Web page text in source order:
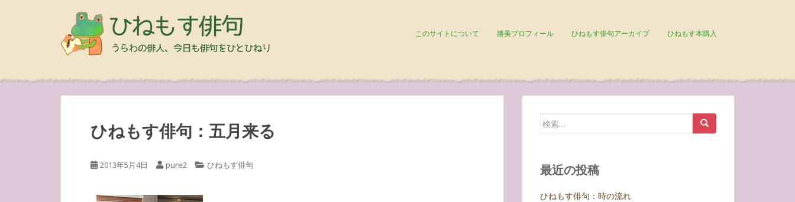
このサイトについて 勝美プロフィール ひねもす俳句アーカイブ ひねもす本購入
ひねもす俳句：五月来る
2013年5月4日 pure2 ひねもす俳句
検
最近の投稿
ひねもす俳句：時の流れ